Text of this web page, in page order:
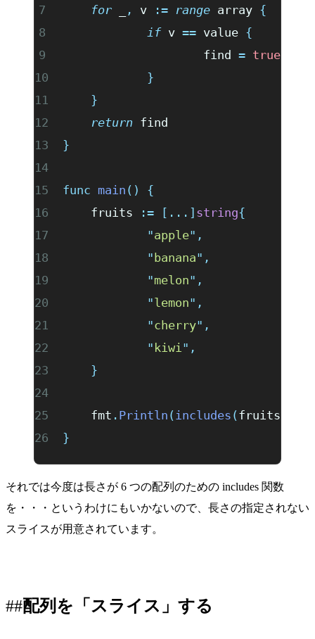
	for
, v := range array {
		if
v == value {
			find
= true
		}
	}
	return
find
}
func main ()
{
	fruits
:= [...] string{
		"
apple" ,
		"
banana" ,
		"
melon" ,
		"
lemon" ,
		"
cherry" ,
		"
kiwi" ,
	}
	fmt
. Println (includes (fruits
}
それでは今度は長さが 6 つの配列のための includes 関数
を・・・というわけにもいかないので、長さの指定されない
スライスが用意されています。
配列を「スライス」する